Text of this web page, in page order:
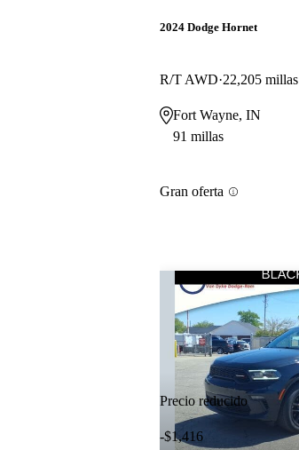
2024 Dodge Hornet
R/T AWD 22,205 millas
Fort Wayne, IN
91 millas
Gran oferta
Precio reducido
-$1,416